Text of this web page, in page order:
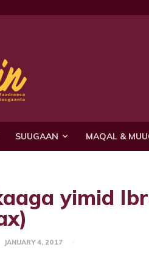
SUUGAAN MAQAL &
yimid
JANUARY 4, 2017